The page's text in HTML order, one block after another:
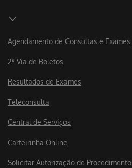
Agendamento de Consultas e Exames
2ª Via de Boletos
Resultados de Exames
Teleconsulta
Central de Serviços
Carteirinha Online
Solicitar Autorização de Procedimento